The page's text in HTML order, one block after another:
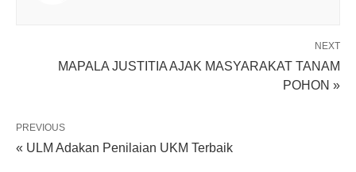
NEXT
MAPALA JUSTITIA AJAK MASYARAKAT TANAM
POHON »
PREVIOUS
« ULM Adakan Penilaian UKM Terbaik